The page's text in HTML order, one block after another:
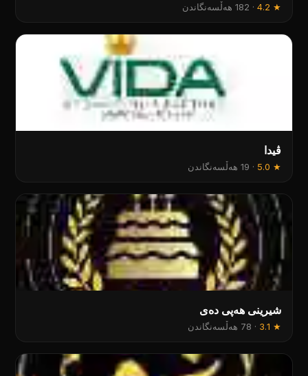
★
4.2
· 182 هەڵسەنگاندن
ڤیدا
★
5.0
· 19 هەڵسەنگاندن
شیرینی هەپی دەی
★
3.1
· 78 هەڵسەنگاندن